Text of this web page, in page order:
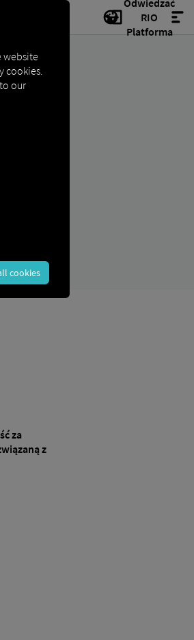
RIO
Platforma
za
z
website
cookies.
our
cookies